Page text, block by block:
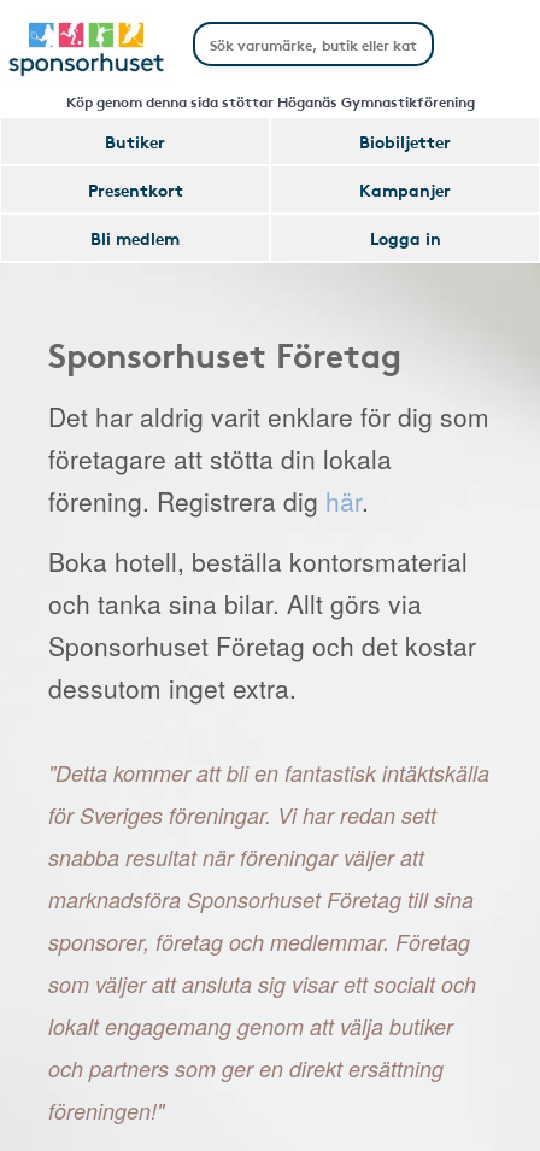
Köp genom denna sida stöttar Höganäs Gymnastikförening
Butiker
Biobiljetter
Presentkort
Kampanjer
Bli medlem
Logga in
Sponsorhuset Företag
Det har aldrig varit enklare för dig som
företagare att stötta din lokala
förening. Registrera dig här.
Boka hotell, beställa kontorsmaterial
och tanka sina bilar. Allt görs via
Sponsorhuset Företag och det kostar
dessutom inget extra.
"Detta kommer att bli en fantastisk intäktskälla
för Sveriges föreningar. Vi har redan sett
snabba resultat när föreningar väljer att
marknadsföra Sponsorhuset Företag till sina
sponsorer, företag och medlemmar. Företag
som väljer att ansluta sig visar ett socialt och
lokalt engagemang genom att välja butiker
och partners som ger en direkt ersättning
föreningen!"